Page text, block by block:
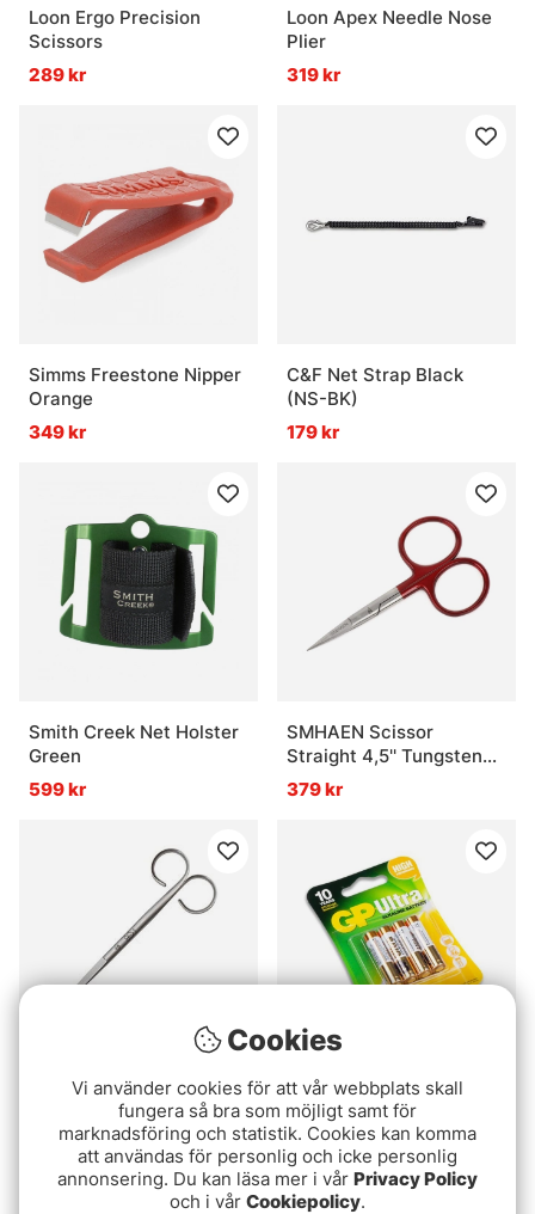
Loon Ergo Precision
Scissors
289 kr
Loon Apex Needle Nose
Plier
319 kr
Simms Freestone Nipper
Orange
349 kr
C&F Net Strap Black
(NS-BK)
179 kr
Smith Creek Net Holster
Green
599 kr
SMHAEN Scissor
Straight 4,5'' Tungsten
Carbide Red
379 kr
Renomed Scissors -
Pointed Extra Long Blade
579 kr
Nash Siren R4 Batteries
(AAA)
49 kr
Cookies
Vi använder cookies för att vår webbplats skall
fungera så bra som möjligt samt för
marknadsföring och statistik. Cookies kan komma
att användas för personlig och icke personlig
annonsering. Du kan läsa mer i vår Privacy Policy
och i vår Cookiepolicy.